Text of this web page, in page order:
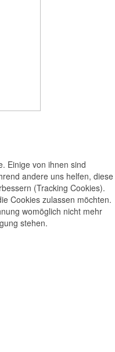
Einige von ihnen sind
andere uns helfen, diese
(Tracking Cookies).
Cookies zulassen möchten.
womöglich nicht mehr
stehen.